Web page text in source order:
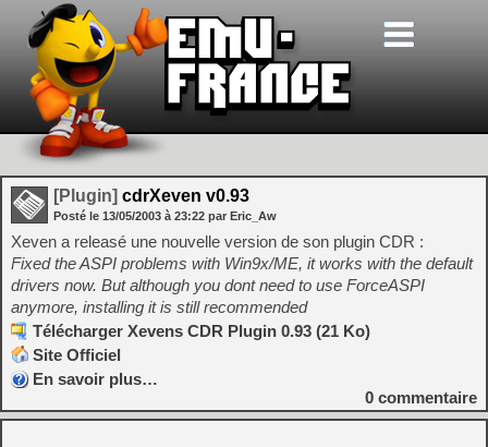
[Plugin] cdrXeven v0.93
Posté le 13/05/2003 à 23:22 par Eric_Aw
Xeven a releasé une nouvelle version de son plugin CDR :
Fixed the ASPI problems with Win9x/ME, it works with the default
drivers now. But although you dont need to use ForceASPI
anymore, installing it is still recommended
Télécharger Xevens CDR Plugin 0.93 (21 Ko)
Site Officiel
En savoir plus…
0 commentaire